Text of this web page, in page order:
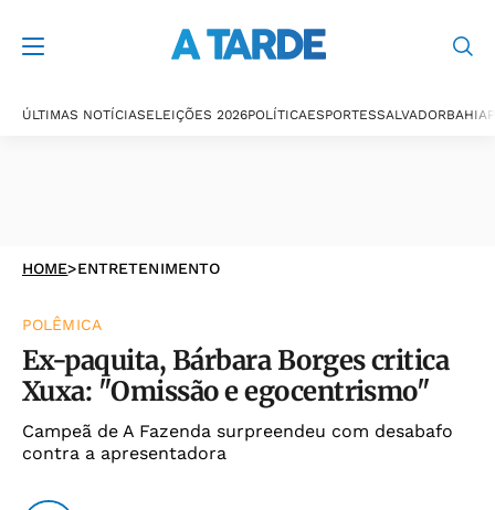
ÚLTIMAS NOTÍCIASELEIÇÕES 2026POLÍTICAESPORTESSALVADORBAHIA
HOME>ENTRETENIMENTO
POLÊMICA
Ex-paquita, Bárbara Borges critica
Xuxa: "Omissão e egocentrismo"
Campeã de A Fazenda surpreendeu com desabafo
contra a apresentadora